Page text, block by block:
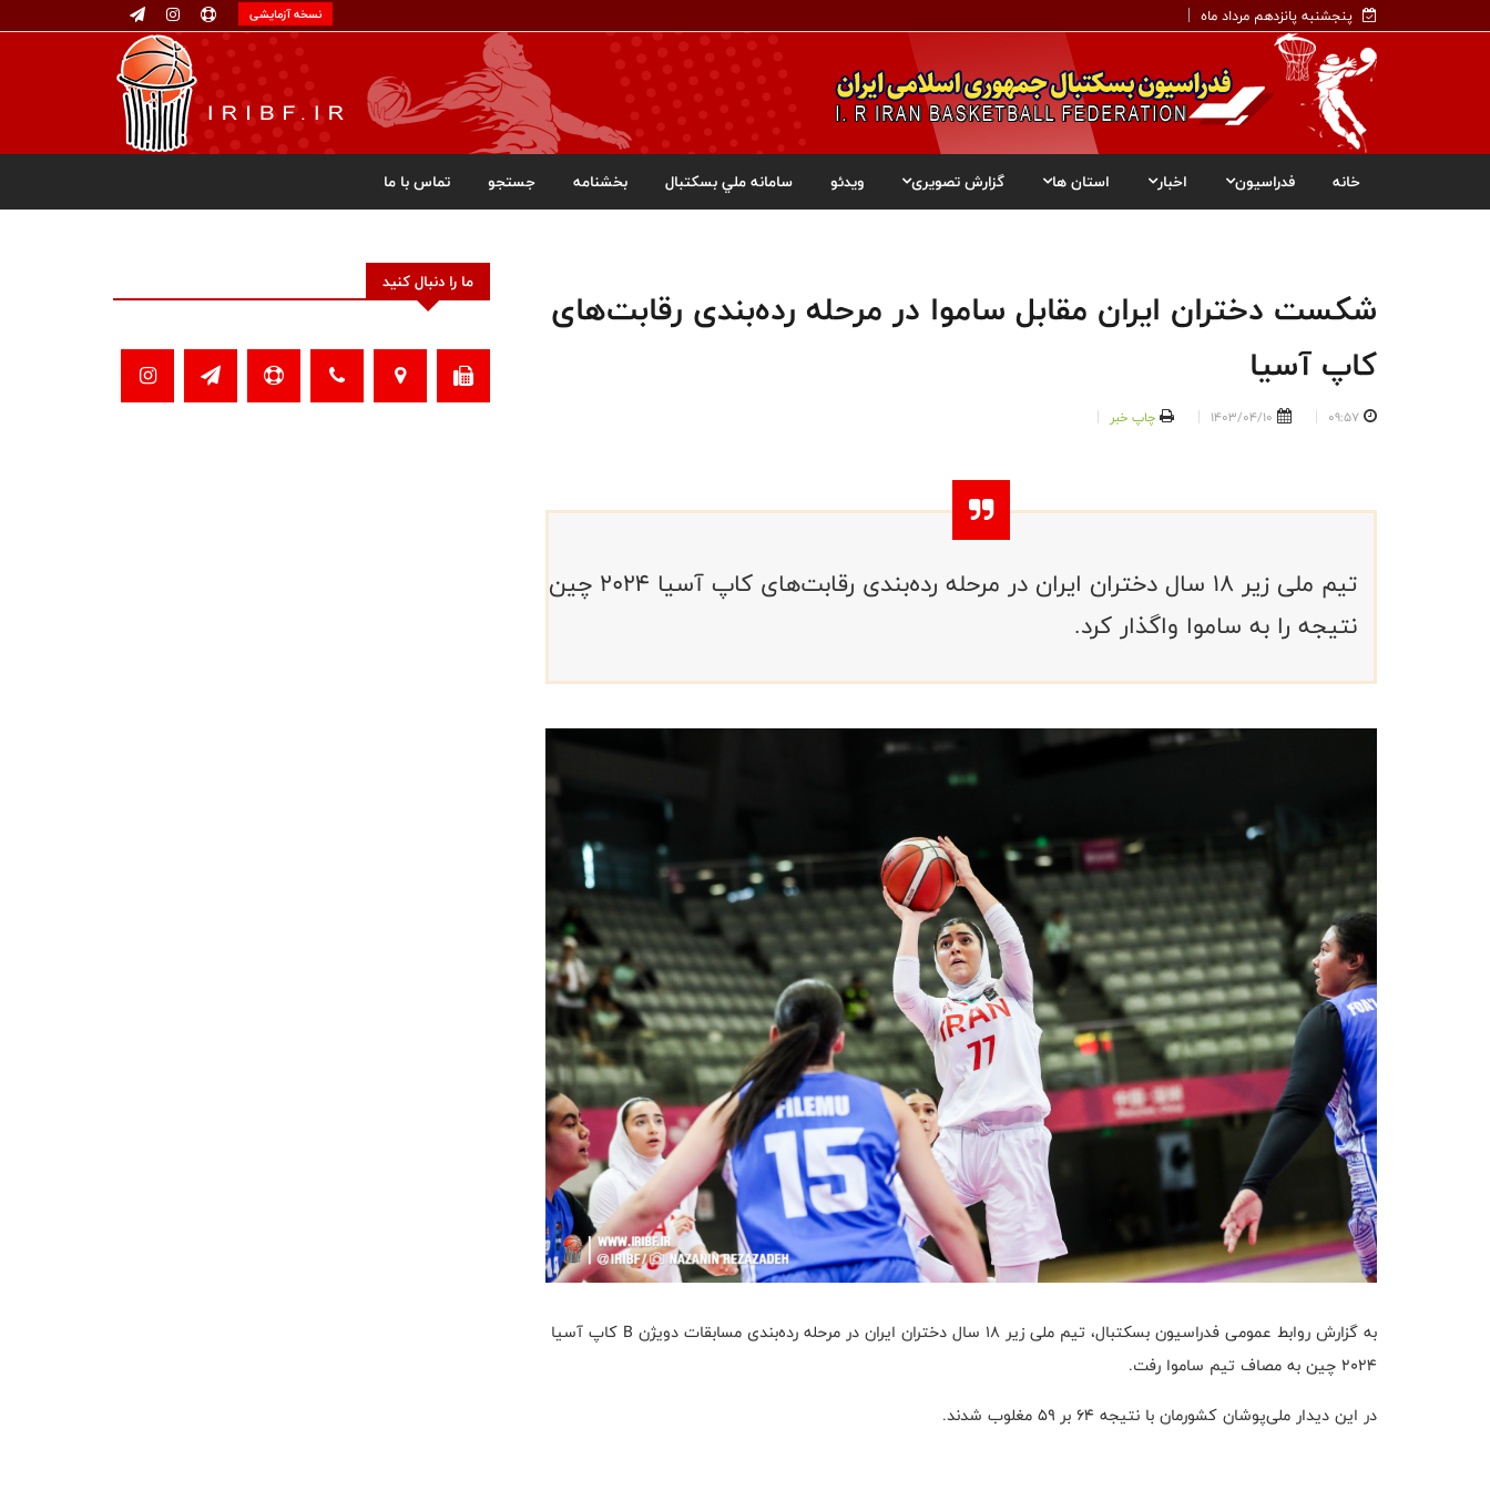
پنجشنبه پانزدهم مرداد ماه نسخه آزمایشی
خانه فدراسیون اخبار استان ها گزارش تصویری ویدئو سامانه ملي بسکتبال بخشنامه جستجو تماس با ما
شکست دختران ایران مقابل ساموا در مرحله رده‌بندی رقابت‌های
کاپ آسیا
09:57
1403/04/10 چاپ خبر
تیم ملی زیر ۱۸ سال دختران ایران در مرحله رده‌بندی رقابت‌های کاپ آسیا ۲۰۲۴ چین
نتیجه را به ساموا واگذار کرد.
به گزارش روابط عمومی فدراسیون بسکتبال، تیم ملی زیر ۱۸ سال دختران ایران در مرحله رده‌بندی مسابقات دویژن B کاپ آسیا
۲۰۲۴ چین به مصاف تیم ساموا رفت.
در این دیدار ملی‌پوشان کشورمان با نتیجه ‌۶۴ بر ‌۵۹ مغلوب شدند.
ما را دنبال کنید